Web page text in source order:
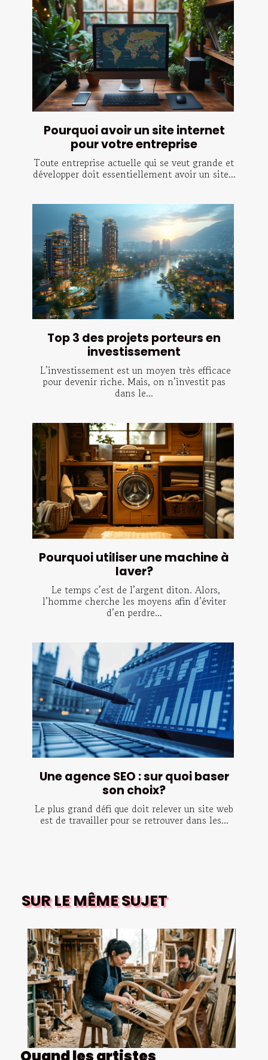
Pourquoi avoir un site internet
pour votre entreprise
Toute entreprise actuelle qui se veut grande et
développer doit essentiellement avoir un site...
Top 3 des projets porteurs en
investissement
L’investissement est un moyen très efficace
pour devenir riche. Mais, on n’investit pas
dans le...
Pourquoi utiliser une machine à
laver?
Le temps c’est de l’argent diton. Alors,
l’homme cherche les moyens afin d’éviter
d’en perdre...
Une agence SEO : sur quoi baser
son choix?
Le plus grand défi que doit relever un site web
est de travailler pour se retrouver dans les...
SUR LE MÊME SUJET